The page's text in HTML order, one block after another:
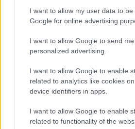
I want to allow my user data to be
Google for online advertising
I want to allow Google to send me
personalized advertising.
I want to allow Google to enable
related to analytics like cookies
device identifiers in apps.
I want to allow Google to enable
related to functionality of the
ΑΣΕΠ: Πιστοποίηση
μόνο 2 ημέρες στα χέρια
ΑΣΕΠ: Εξ αποστάσεως η
μέρες